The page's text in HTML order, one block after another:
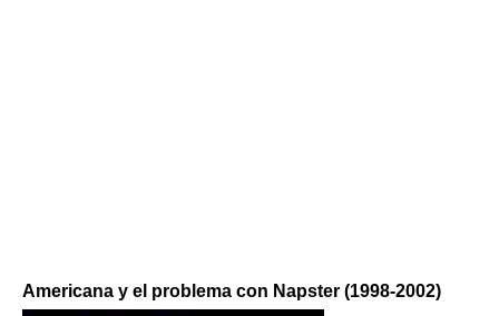
Americana y el problema con Napster (1998-2002)